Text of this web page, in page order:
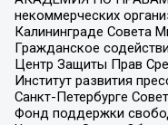
некоммерческих
Калининграде Совета
Гражданское
Центр Защиты Прав
Институт развития
Санкт-Петербурге
Фонд поддержки